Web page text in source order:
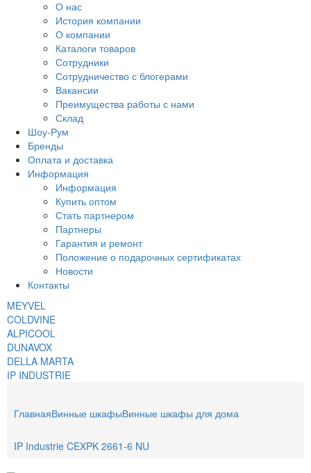
О нас
История компании
О компании
Каталоги товаров
Сотрудники
Сотрудничество с блогерами
Вакансии
Преимущества работы с нами
Склад
Шоу-Рум
Бренды
Оплата и доставка
Информация
Информация
Купить оптом
Стать партнером
Партнеры
Гарантия и ремонт
Положение о подарочных сертификатах
Новости
Контакты
MEYVEL
COLDVINE
ALPICOOL
DUNAVOX
DELLA MARTA
IP INDUSTRIE
ГлавнаяВинные шкафыВинные шкафы для дома
IP Industrie CEXPK 2661-6 NU